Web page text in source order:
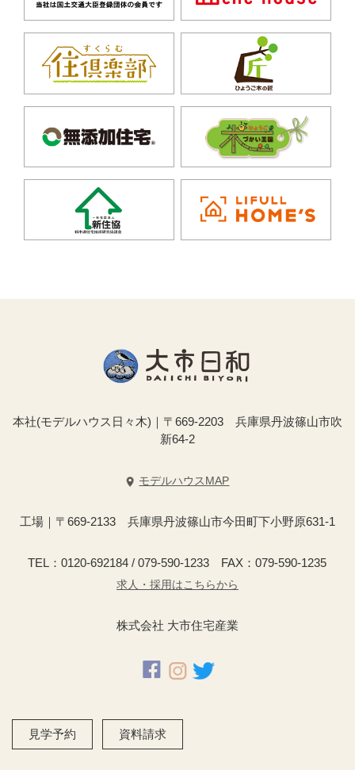
本社(モデルハウス日々木)｜〒669-2203 兵庫県丹波篠山市吹
新64-2
モデルハウスMAP
工場｜〒669-2133 兵庫県丹波篠山市今田町下小野原631-1
TEL：0120-692184 / 079-590-1233 FAX：079-590-1235
求人・採用はこちらから
株式会社 大市住宅産業
見学予約 資料請求